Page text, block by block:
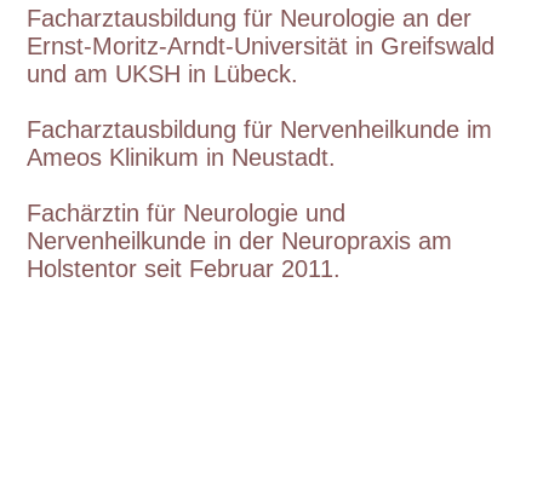
Facharztausbildung für Neurologie an der
Ernst-Moritz-Arndt-Universität in Greifswald
und am UKSH in Lübeck.
Facharztausbildung für Nervenheilkunde im
Ameos Klinikum in Neustadt.
Fachärztin für Neurologie und
Nervenheilkunde in der Neuropraxis am
Holstentor seit Februar 2011.